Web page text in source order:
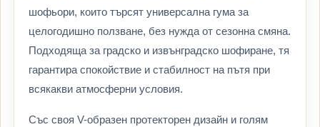
шофьори, които търсят универсална гума за
целогодишно ползване, без нужда от сезонна смяна.
Подходяща за градско и извънградско шофиране, тя
гарантира спокойствие и стабилност на пътя при
всякакви атмосферни условия.
Със своя V-образен протекторен дизайн и голям